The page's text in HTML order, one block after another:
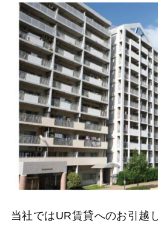
当社ではUR賃貸へのお引越